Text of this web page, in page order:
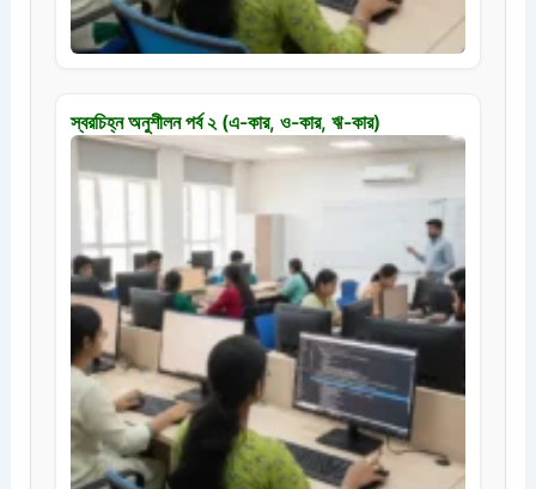
স্বরচিহ্ন অনুশীলন পর্ব ২ (এ-কার, ও-কার, ঋ-কার)